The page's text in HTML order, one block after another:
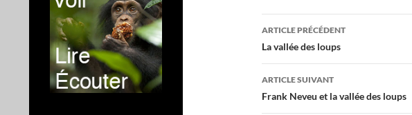
Navigation
des
articles
ARTICLE PRÉCÉDENT
La vallée des loups
ARTICLE SUIVANT
Frank Neveu et la vallée des loups